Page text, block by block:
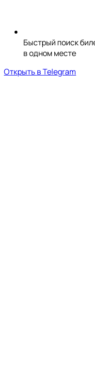
Быстрый поиск
в одном месте
Открыть в Telegram